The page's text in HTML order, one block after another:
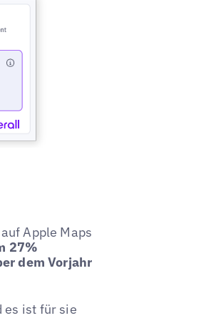
Apple Maps
27%
dem Vorjahr
es ist für sie